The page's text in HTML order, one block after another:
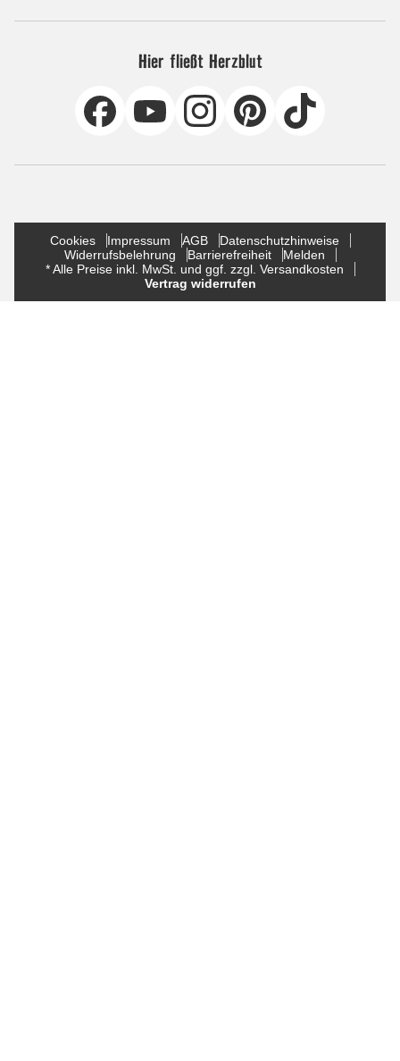
Hier fließt Herzblut
Cookies Impressum AGB
Datenschutzhinweise
Widerrufsbelehrung
Barrierefreiheit
Melden
* Alle Preise inkl. MwSt. und ggf. zzgl. Versandkosten
Vertrag widerrufen